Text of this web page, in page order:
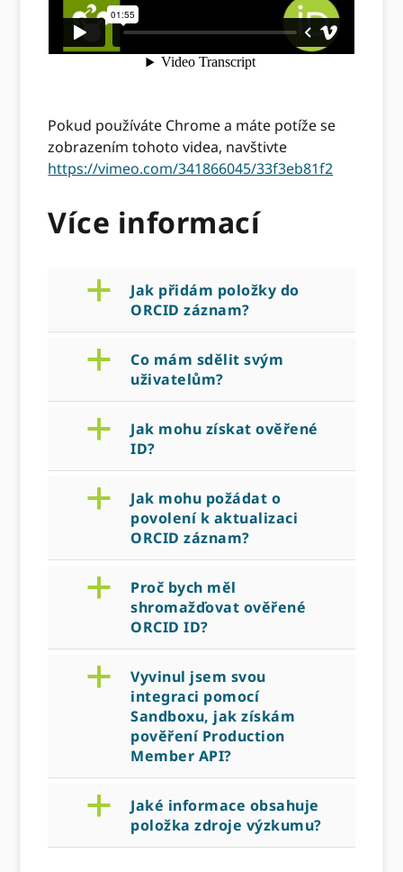
Pokud používáte Chrome a máte potíže se
zobrazením tohoto videa, navštivte
https://vimeo.com/341866045/33f3eb81f2
Více informací
a
Jak přidám položky do
ORCID záznam?
a
Co mám sdělit svým
uživatelům?
a
Jak mohu získat ověřené
ID?
a
Jak mohu požádat o
povolení k aktualizaci
ORCID záznam?
a
Proč bych měl
shromažďovat ověřené
ORCID ID?
a
Vyvinul jsem svou
integraci pomocí
Sandboxu, jak získám
pověření Production
Member API?
a
Jaké informace obsahuje
položka zdroje výzkumu?